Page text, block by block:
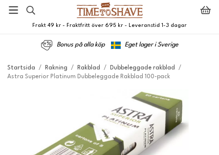
Frakt 49 kr - Fraktfritt över 695 kr - Leveranstid 1-3 dagar
Bonus på alla köp Eget lager i Sverige
Startsida / Rakning / Rakblad / Dubbeleggade rakblad
/
Astra Superior Platinum Dubbeleggade Rakblad 100-pack